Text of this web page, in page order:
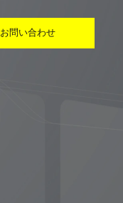
お問い合わせ